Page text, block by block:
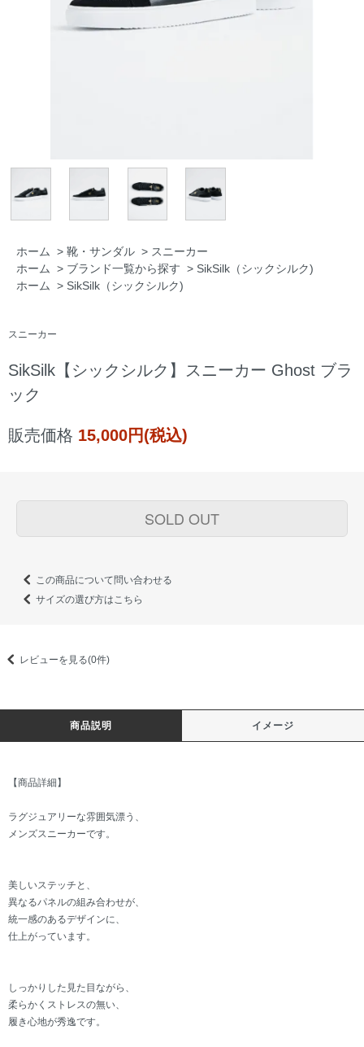
ホーム > 靴・サンダル > スニーカー
ホーム
> ブランド一覧から探す > SikSilk（シックシルク)
ホーム
> SikSilk（シックシルク)
スニーカー
SikSilk【シックシルク】スニーカー Ghost ブラ
ック
販売価格 15,000円(税込)
SOLD OUT
この商品について問い合わせる
サイズの選び方はこちら
レビューを見る(0件)
商品説明 イメージ
【商品詳細】
ラグジュアリーな雰囲気漂う、
メンズスニーカーです。
美しいステッチと、
異なるパネルの組み合わせが、
統一感のあるデザインに、
仕上がっています。
しっかりした見た目ながら、
柔らかくストレスの無い、
履き心地が秀逸です。